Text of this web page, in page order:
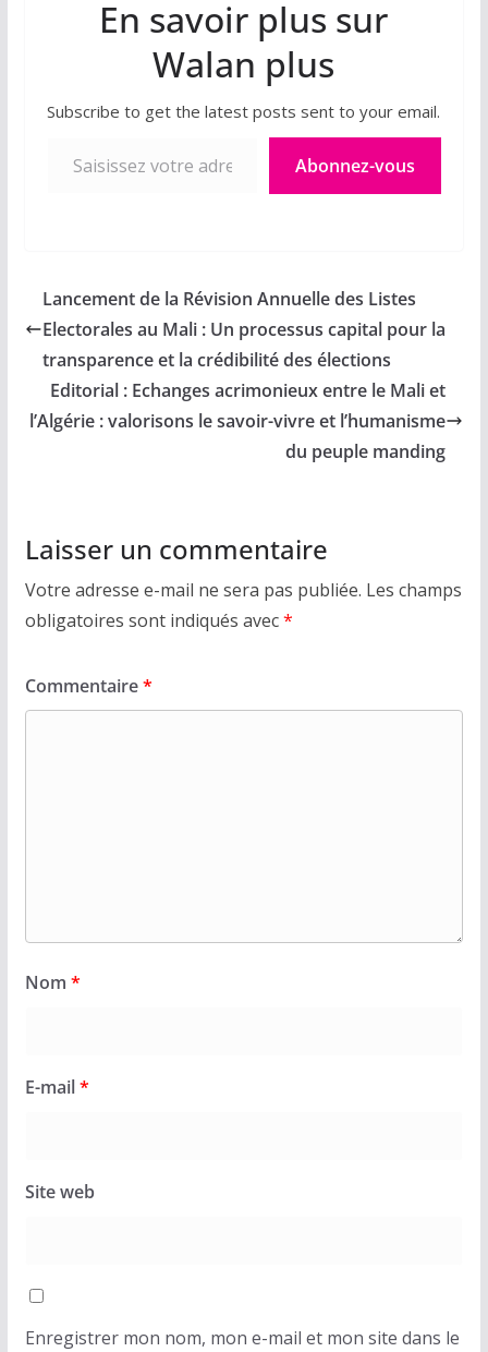
En savoir plus sur
Walan plus
Subscribe to get the latest posts sent to your email.
Abonnez-vous
Lancement de la Révision Annuelle des Listes
Electorales au Mali : Un processus capital pour la
transparence et la crédibilité des élections
Editorial : Echanges acrimonieux entre le Mali et
l’Algérie : valorisons le savoir-vivre et l’humanisme
du peuple manding
Laisser un commentaire
Votre adresse e-mail ne sera pas publiée. Les champs
obligatoires sont indiqués avec*
Commentaire*
Nom *
E-mail*
Site web
Enregistrer mon nom, mon e-mail et mon site dans le